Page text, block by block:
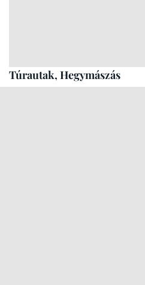
Túrautak, Hegymászás